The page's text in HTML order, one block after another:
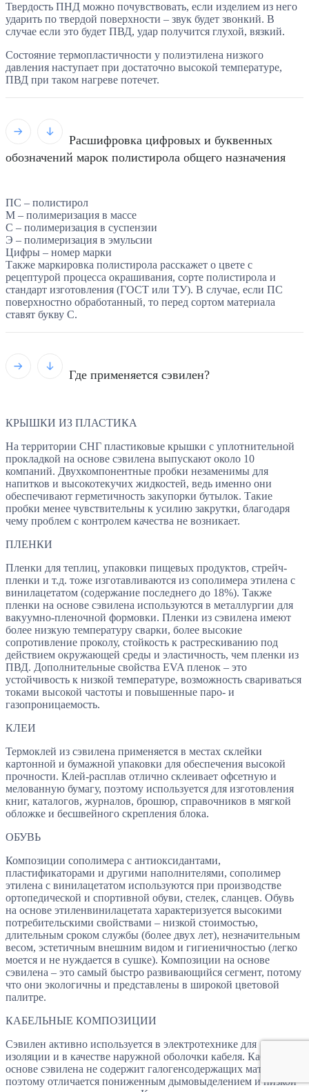
Твердость ПНД можно почувствовать, если изделием из него
ударить по твердой поверхности – звук будет звонкий. В
случае если это будет ПВД, удар получится глухой, вязкий.
Состояние термопластичности у полиэтилена низкого
давления наступает при достаточно высокой температуре,
ПВД при таком нагреве потечет.
Расшифровка цифровых и буквенных
обозначений марок полистирола общего назначения
ПС – полистирол
М – полимеризация в массе
С – полимеризация в суспензии
Э – полимеризация в эмульсии
Цифры – номер марки
Также маркировка полистирола расскажет о цвете с
рецептурой процесса окрашивания, сорте полистирола и
стандарт изготовления (ГОСТ или ТУ). В случае, если ПС
поверхностно обработанный, то перед сортом материала
ставят букву С.
Где применяется сэвилен?
КРЫШКИ ИЗ ПЛАСТИКА
На территории СНГ пластиковые крышки с уплотнительной
прокладкой на основе сэвилена выпускают около 10
компаний. Двухкомпонентные пробки незаменимы для
напитков и высокотекучих жидкостей, ведь именно они
обеспечивают герметичность закупорки бутылок. Такие
пробки менее чувствительны к усилию закрутки, благодаря
чему проблем с контролем качества не возникает.
ПЛЕНКИ
Пленки для теплиц, упаковки пищевых продуктов, стрейч-
пленки и т.д. тоже изготавливаются из сополимера этилена с
винилацетатом (содержание последнего до 18%). Также
пленки на основе сэвилена используются в металлургии для
вакуумно-пленочной формовки. Пленки из сэвилена имеют
более низкую температуру сварки, более высокие
сопротивление проколу, стойкость к растрескиванию под
действием окружающей среды и эластичность, чем пленки из
ПВД. Дополнительные свойства EVA пленок – это
устойчивость к низкой температуре, возможность свариваться
токами высокой частоты и повышенные паро- и
газопроницаемость.
КЛЕИ
Термоклей из сэвилена применяется в местах склейки
картонной и бумажной упаковки для обеспечения высокой
прочности. Клей-расплав отлично склеивает офсетную и
мелованную бумагу, поэтому используется для изготовления
книг, каталогов, журналов, брошюр, справочников в мягкой
обложке и бесшвейного скрепления блока.
ОБУВЬ
Композиции сополимера с антиоксидантами,
пластификаторами и другими наполнителями, сополимер
этилена с винилацетатом используются при производстве
ортопедической и спортивной обуви, стелек, сланцев. Обувь
на основе этиленвинилацетата характеризуется высокими
потребительскими свойствами – низкой стоимостью,
длительным сроком службы (более двух лет), незначительным
весом, эстетичным внешним видом и гигиеничностью (легко
моется и не нуждается в сушке). Композиции на основе
сэвилена – это самый быстро развивающийся сегмент, потому
что они экологичны и представлены в широкой цветовой
палитре.
КАБЕЛЬНЫЕ КОМПОЗИЦИИ
Сэвилен активно используется в электротехнике для
изоляции и в качестве наружной оболочки кабеля. Кабель на
основе сэвилена не содержит галогенсодержащих материалов,
поэтому отличается пониженным дымовыделением и низкой